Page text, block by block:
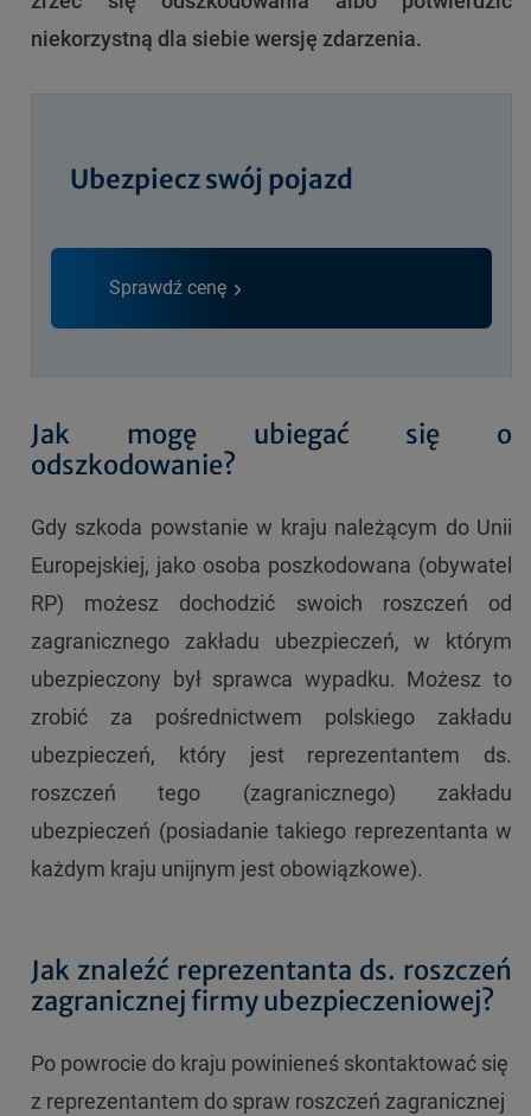
niekorzystną dla siebie wersję zdarzenia.
Ubezpiecz swój pojazd
Sprawdź cenę
Jak mogę ubiegać się o
odszkodowanie?
Gdy szkoda powstanie w kraju należącym do Unii
Europejskiej, jako osoba poszkodowana (obywatel
RP) możesz dochodzić swoich roszczeń od
zagranicznego zakładu ubezpieczeń, w którym
ubezpieczony był sprawca wypadku. Możesz to
zrobić za pośrednictwem polskiego zakładu
ubezpieczeń, który jest reprezentantem ds.
roszczeń tego (zagranicznego) zakładu
ubezpieczeń (posiadanie takiego reprezentanta w
każdym kraju unijnym jest obowiązkowe).
Jak znaleźć reprezentanta ds. roszczeń
zagranicznej firmy ubezpieczeniowej?
Po powrocie do kraju powinieneś skontaktować się
z reprezentantem do spraw roszczeń zagranicznej